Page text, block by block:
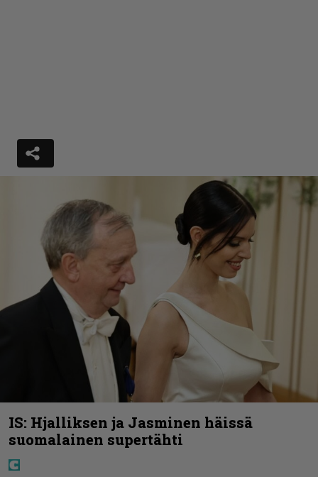
IS: Hjalliksen ja Jasminen häissä
suomalainen supertähti